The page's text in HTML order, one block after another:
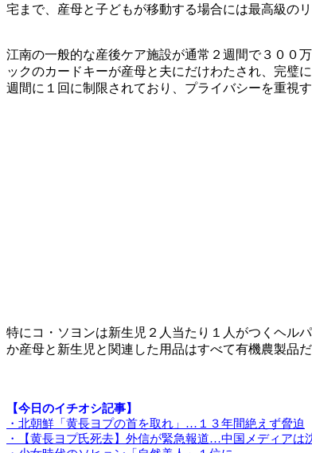
宅まで、産母と子どもが移動する場合には最高級の
江南の一般的な産後ケア施設が通常２週間で３００
ックのカードキーが産母と夫にだけわたされ、完璧
週間に１回に制限されており、プライバシーを重視
特にコ・ソヨンは新生児２人当たり１人がつくヘル
か産母と新生児と関連した用品はすべて有機農製品
【今日のイチオシ記事】
・北朝鮮「黄長ヨプの首を取れ」…１３年間絶えず脅迫
・【黄長ヨプ氏死去】外信が緊急報道…中国メディアは